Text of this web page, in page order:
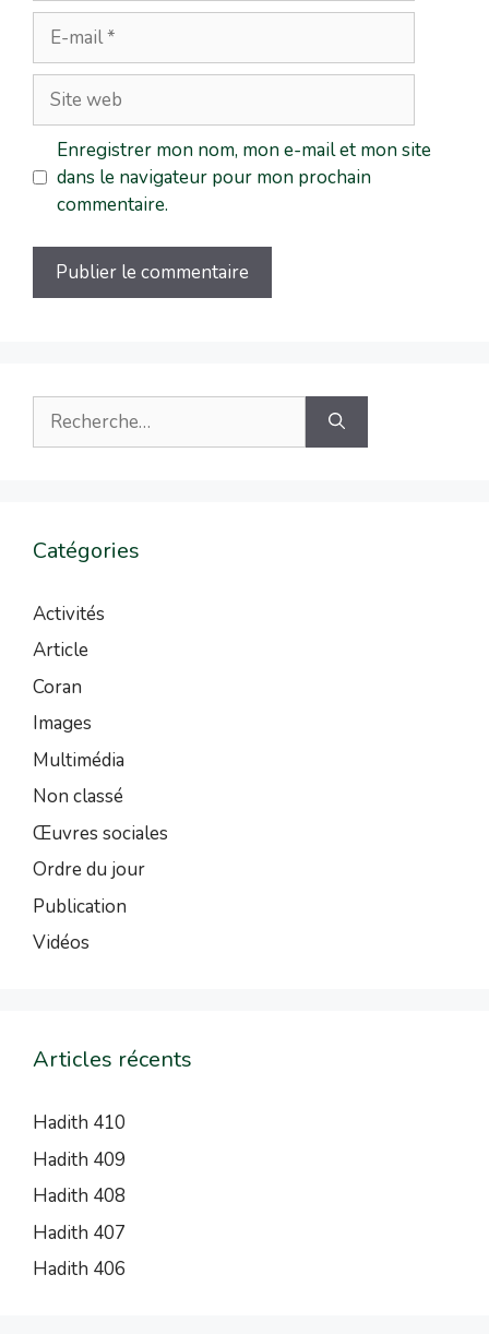
Enregistrer mon nom, mon e-mail et mon site
dans le navigateur pour mon prochain
commentaire.
Catégories
Activités
Article
Coran
Images
Multimédia
Non classé
Œuvres sociales
Ordre du jour
Publication
Vidéos
Articles récents
Hadith 410
Hadith 409
Hadith 408
Hadith 407
Hadith 406